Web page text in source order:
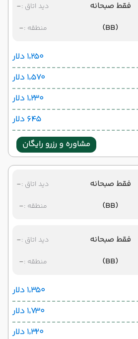
فقط صبحانه
(BB)
دید اتاق :-
منطقه :-
۱٬۲۵۰ دلار
۱٬۵۷۰ دلار
۱٬۲۳۰ دلار
۶۴۵ دلار
مشاوره و رزرو رایگان
فقط صبحانه
(BB)
دید اتاق :-
منطقه :-
فقط صبحانه
(BB)
دید اتاق :-
منطقه :-
۱٬۳۵۰ دلار
۱٬۷۳۰ دلار
۱٬۳۲۰ دلار